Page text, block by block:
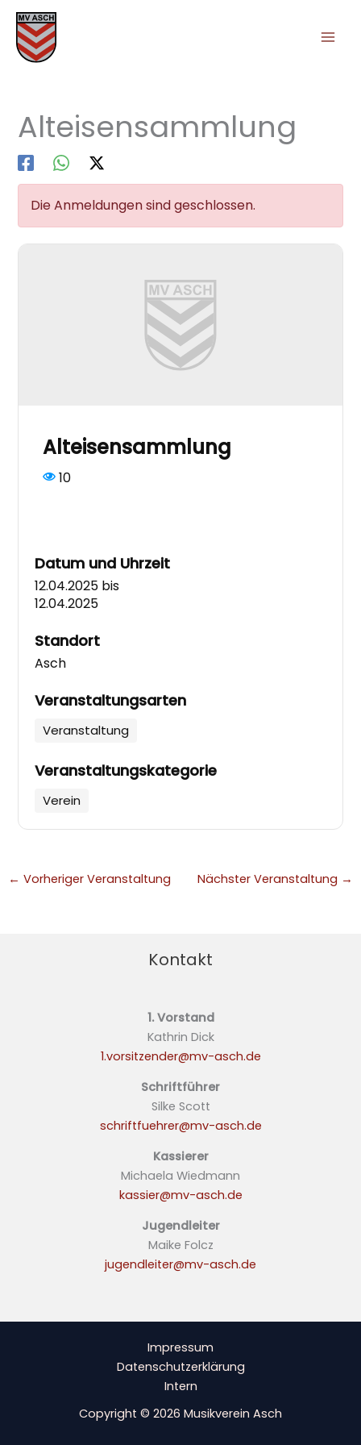
Zum
Inhalt
springen
Alteisensammlung
Die Anmeldungen sind geschlossen.
Alteisensammlung
10
Datum und Uhrzeit
12.04.2025 bis
12.04.2025
Standort
Asch
Veranstaltungsarten
Veranstaltung
Veranstaltungskategorie
Verein
← Vorheriger Veranstaltung Nächster Veranstaltung →
Kontakt
1. Vorstand
Kathrin Dick
1.vorsitzender@mv-asch.de
Schriftführer
Silke Scott
schriftfuehrer@mv-asch.de
Kassierer
Michaela Wiedmann
kassier@mv-asch.de
Jugendleiter
Maike Folcz
jugendleiter@mv-asch.de
Impressum
Datenschutzerklärung
Intern
Copyright © 2026 Musikverein Asch